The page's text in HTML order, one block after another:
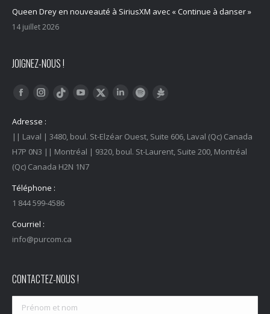
Queen Drey en nouveauté à SiriusXM avec « Continue à danser »
14 juillet 2026
JOIGNEZ-NOUS !
Trouvez nous sur :
FacebookInstagram
Tiktok YouTubeTwitter LinkedInSpotify
Adresse :
|| Laval | 3480, boul. St-Elzéar Ouest, Suite 606, Laval (Qc) Canada
H7P 0N3 || Montréal | 9320, boul. St-Laurent, Suite 200, Montréal
(Qc) Canada H2N 1N7
Téléphone :
1 844 599-4586
Courriel :
info@purcom.ca
CONTACTEZ-NOUS !